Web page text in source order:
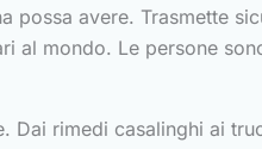
avere. Trasmette
al mondo. Le persone
rimedi casalinghi ai